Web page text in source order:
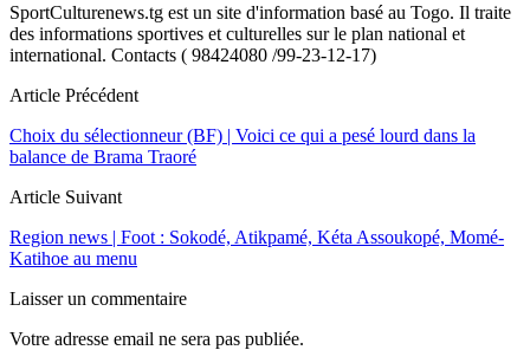
SportCulturenews.tg est un site d'information basé au Togo. Il traite
des informations sportives et culturelles sur le plan national et
international. Contacts ( 98424080 /99-23-12-17)
Article Précédent
Choix du sélectionneur (BF) | Voici ce qui a pesé lourd dans la
balance de Brama Traoré
Article Suivant
Region news | Foot : Sokodé, Atikpamé, Kéta Assoukopé, Momé-
Katihoe au menu
Laisser un commentaire
Votre adresse email ne sera pas publiée.